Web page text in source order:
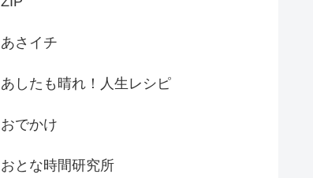
あさイチ
あしたも晴れ！人生レシピ
おでかけ
おとな時間研究所